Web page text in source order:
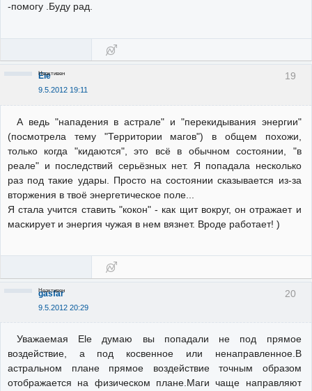
-помогу .Буду рад.
19
Ele
9.5.2012 19:11
Неактивен
А ведь "нападения в астрале" и "перекидывания энергии"
(посмотрела тему "Территории магов") в общем похожи,
только когда "кидаются", это всё в обычном состоянии, "в
реале" и последствий серьёзных нет. Я попадала несколько
раз под такие удары. Просто на состоянии сказывается из-за
вторжения в твоё энергетическое поле...
Я стала учится ставить "кокон" - как щит вокруг, он отражает и
маскирует и энергия чужая в нем вязнет. Вроде работает! )
20
gasfar
9.5.2012 20:29
Неактивен
Уважаемая Ele думаю вы попадали не под прямое
воздействие, а под косвенное или ненаправленное.В
астральном плане прямое воздействие точным образом
отображается на физическом плане.Маги чаще направляют